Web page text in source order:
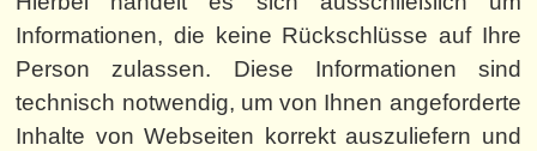
Informationen, die keine Rückschlüsse auf Ihre
Person zulassen. Diese Informationen sind
technisch notwendig, um von Ihnen angeforderte
Inhalte von Webseiten korrekt auszuliefern und